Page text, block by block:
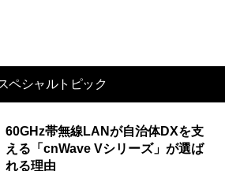
ペシャルトピック
60GHz帯無線LANが自治体DXを支
える「cnWave Vシリーズ」が選ば
れる理由